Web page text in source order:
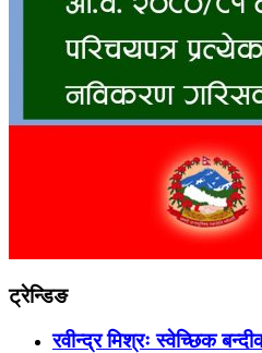
ट्रेन्डिङ
रवीन्द्र मिश्रः स्वेच्छिक